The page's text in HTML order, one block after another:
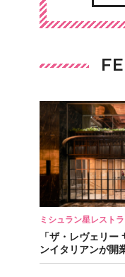
FE
ミシュラン星レスト
「ザ・レヴェリ
ンイタリアンが開